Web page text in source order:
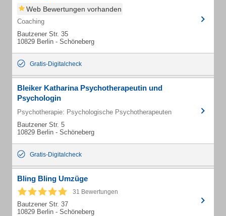
Web Bewertungen vorhanden
Coaching
Bautzener Str. 35
10829 Berlin - Schöneberg
Gratis-Digitalcheck
Bleiker Katharina Psychotherapeutin und
Psychologin
Psychotherapie: Psychologische Psychotherapeuten
Bautzener Str. 5
10829 Berlin - Schöneberg
Gratis-Digitalcheck
Bling Bling Umzüge
31 Bewertungen
Bautzener Str. 37
10829 Berlin - Schöneberg